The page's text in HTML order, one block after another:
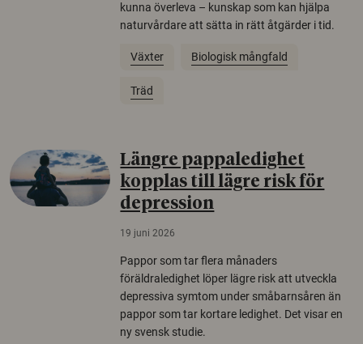
kunna överleva – kunskap som kan hjälpa
naturvårdare att sätta in rätt åtgärder i tid.
Växter Biologisk mångfald
Träd
Längre pappaledighet
kopplas till lägre risk för
depression
19 juni 2026
Pappor som tar flera månaders
föräldraledighet löper lägre risk att utveckla
depressiva symtom under småbarnsåren än
pappor som tar kortare ledighet. Det visar en
ny svensk studie.